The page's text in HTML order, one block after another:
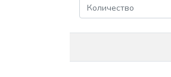
Количество